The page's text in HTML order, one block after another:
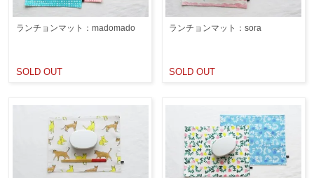
ランチョンマット：madomado
SOLD OUT
ランチョンマット：sora
SOLD OUT